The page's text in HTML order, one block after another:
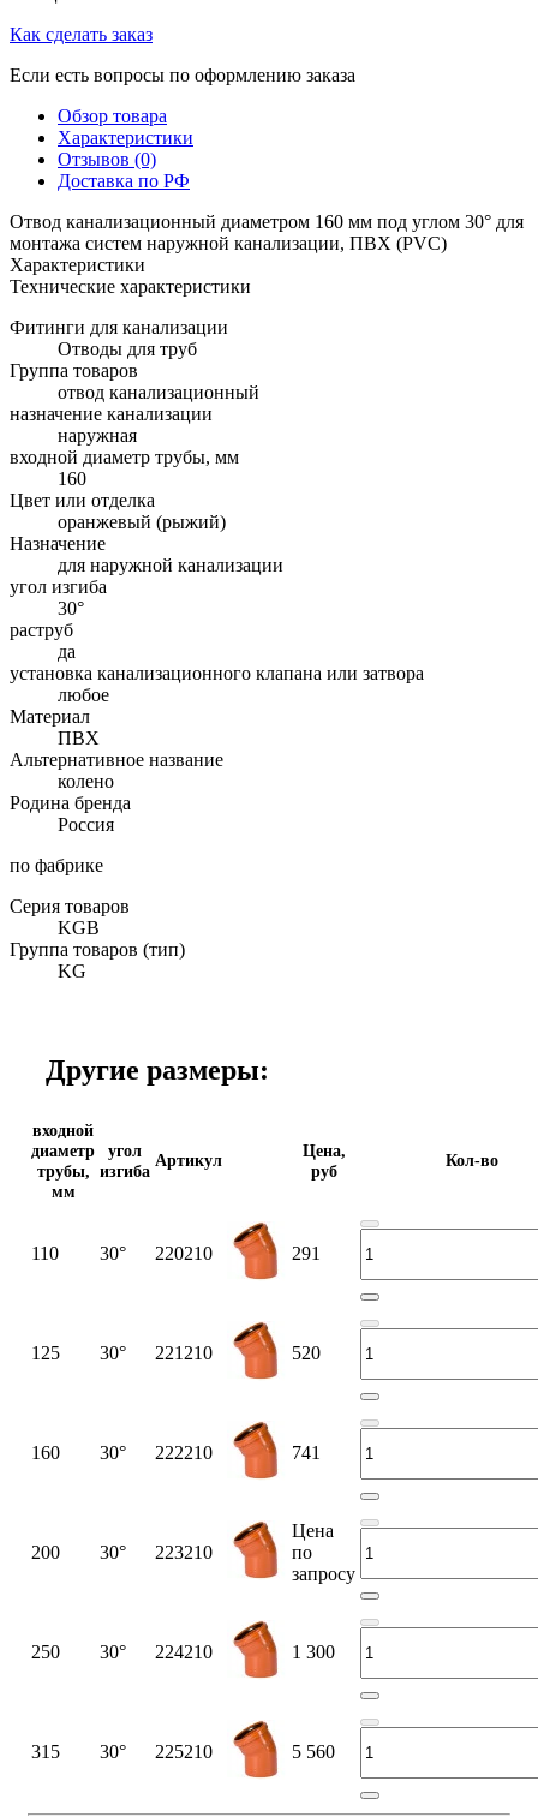
Как сделать заказ
Если есть вопросы по оформлению заказа
Обзор товара
Характеристики
Отзывов (0)
Доставка по РФ
Отвод канализационный диаметром 160 мм под углом 30° для
монтажа систем наружной канализации, ПВХ (PVC)
Характеристики
Технические характеристики
Фитинги для канализации
Отводы для труб
Группа товаров
отвод канализационный
назначение канализации
наружная
входной диаметр трубы, мм
160
Цвет или отделка
оранжевый (рыжий)
Назначение
для наружной канализации
угол изгиба
30°
раструб
да
установка канализационного клапана или затвора
любое
Материал
ПВХ
Альтернативное название
колено
Родина бренда
Россия
по фабрике
Серия товаров
KGB
Группа товаров (тип)
KG
Другие размеры:
входной
диаметр
трубы,
мм
угол
изгиба
Артикул
Цена,
руб
Кол-во
110 30° 220210 291
125 30° 221210 520
160 30° 222210 741
200 30° 223210
Цена
по
запросу
250 30° 224210 1 300
315 30° 225210 5 560